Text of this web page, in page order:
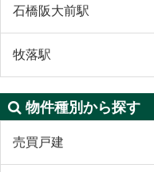
石橋阪大前駅
牧落駅
物件種別から探す
売買戸建